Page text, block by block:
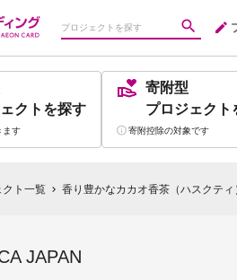
クト を探す
ます
寄附型
プロジェクト
寄附控除の対象です
クト一覧 chevron_right 香り豊かなカカオ香茶（ハスクテ
JAPAN